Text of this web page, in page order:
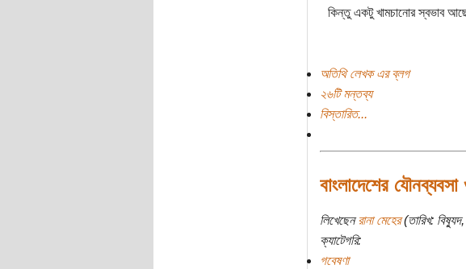
কিন্তু একটু খামচানোর স্বভাব
অতিথি লেখক এর ব্লগ
২৬টি মন্তব্য
বিস্তারিত...
বাংলাদেশের
লিখেছেনরানা মেহের(তারিখ:
ক্যাটেগরি:
গবেষণা